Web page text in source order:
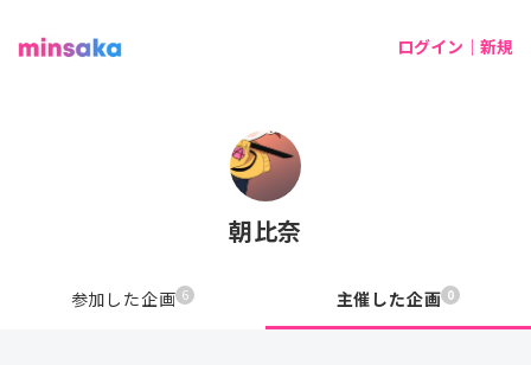
ログイン｜新規
朝比奈
参加した企画 6 主催した企画 0